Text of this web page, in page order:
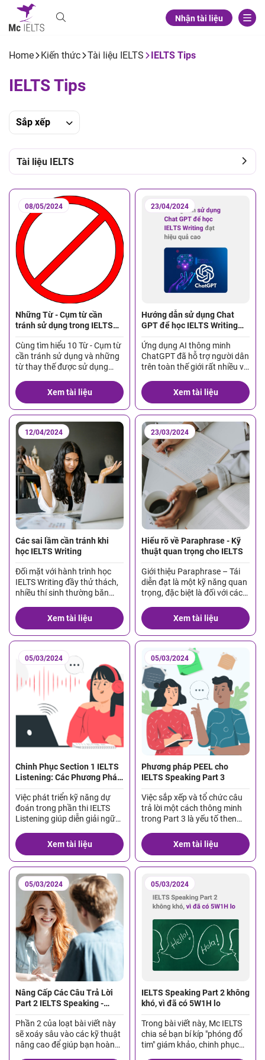
Nhận tài liệu
Home Kiến thức Tài liệu IELTS IELTS Tips
IELTS Tips
Sắp xếp
Tài liệu IELTS
Những Từ - Cụm từ cần
tránh sử dụng trong IELTS
Speaking nếu muốn đạt
band cao
Cùng tìm hiểu 10 Từ - Cụm từ
cần tránh sử dụng và những
từ thay thế được sử dụng
muốn đạt band cao
08/05/2024
Xem tài liệu
Hướng dẫn sử dụng Chat
GPT để học IELTS Writing
đạt hiệu quả cao
Ứng dụng AI thông minh
ChatGPT đã hỗ trợ người dân
trên toàn thế giới rất nhiều về
Chúng hỗ trợ được thông tin
trên mọi lĩnh vực như giáo
dục, y tế, công nghệ, điện tử,
y dược… Đối với những bạn
đang theo đuổi chứng chỉ
IELTS, đây […]
23/04/2024
Xem tài liệu
Các sai lầm cần tránh khi
học IELTS Writing
Đối mặt với hành trình học
IELTS Writing đầy thử thách,
nhiều thí sinh thường băn
đầu từ đâu. Ngày nay, với sự
hỗ trợ của internet, rất nhiều
tài nguyên học tập đã được
lời khuyên, bài viết mẫu và
các dịch […]
12/04/2024
Xem tài liệu
Hiểu rõ về Paraphrase - Kỹ
thuật quan trọng cho IELTS
Giới thiệu Paraphrase – Tái
diễn đạt là một kỹ năng quan
trọng, đặc biệt là đối với các
Paraphrase có thể hiểu là
cách viết lại một câu hay một
đoạn văn bằng cách sử dụng
những từ ngữ khác (so với
câu hay đoạn văn gốc)
nhưng vẫn […]
23/03/2024
Xem tài liệu
Chinh Phục Section 1 IELTS
Listening: Các Phương Pháp
Dự Đoán Câu Trả Lời Từ Ngữ
Cảnh Và Chủ Đề
Việc phát triển kỹ năng dự
đoán trong phần thi IELTS
Listening giúp diễn giải ngữ
tiễn hằng ngày trong bài thi.
05/03/2024
Xem tài liệu
Phương pháp PEEL cho
IELTS Speaking Part 3
Việc sắp xếp và tổ chức câu
trả lời một cách thông minh
trong Part 3 là yếu tố then
một cách thuyết phục.
05/03/2024
Xem tài liệu
Nâng Cấp Các Câu Trả Lời
Part 2 IELTS Speaking -
Nhận Diện và Vượt Qua các
Thách Thức
Phần 2 của loạt bài viết này
sẽ xoáy sâu vào các kỹ thuật
nâng cao để giúp bạn hoàn
05/03/2024
IELTS Speaking Part 2 không
khó, vì đã có 5W1H lo
Trong bài viết này, Mc IELTS
chia sẻ bạn bí kíp "phóng đổ
tim" giám khảo, chinh phục
05/03/2024